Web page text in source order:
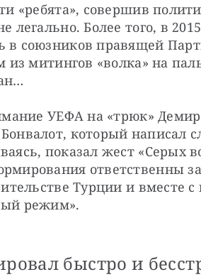
«ребята», совершив
легально. Более того, в
в союзников правящей
из митингов «волка» на
УЕФА на «трюк»
который написал
показал жест «Серых
ответственны
Турции и вместе
режим».
быстро и